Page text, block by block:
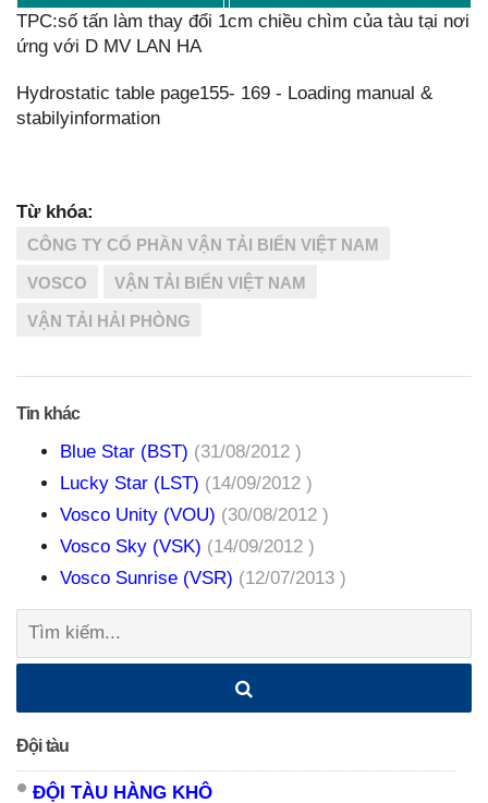
TPC:số tấn làm thay đổi 1cm chiều chìm của tàu tại nơi
ứng với D MV LAN HA
Hydrostatic table page155- 169 - Loading manual &
stabilyinformation
Từ khóa:
CÔNG TY CỔ PHẦN VẬN TẢI BIỂN VIỆT NAM
VOSCO VẬN TẢI BIỂN VIỆT NAM
VẬN TẢI HẢI PHÒNG
Tin khác
Blue Star (BST) (31/08/2012 )
Lucky Star (LST) (14/09/2012 )
Vosco Unity (VOU) (30/08/2012 )
Vosco Sky (VSK) (14/09/2012 )
Vosco Sunrise (VSR) (12/07/2013 )
Tìm
Đội tàu
ĐỘI TÀU HÀNG KHÔ